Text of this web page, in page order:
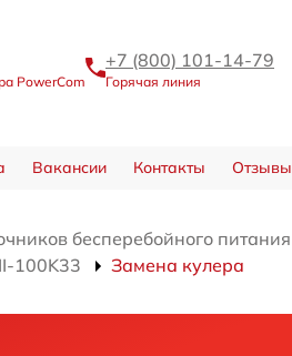
PowerCom
+7 (800) 101-14-79
Горячая линия
Вакансии Контакты Отзывы
бесперебойного питания
100K33
Замена кулера